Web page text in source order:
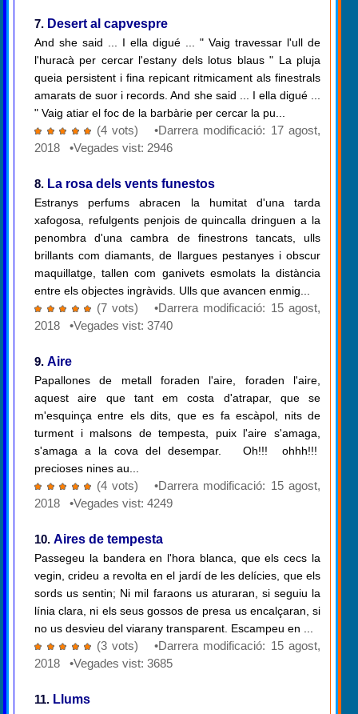
7. Desert al capvespre
And she said ... I ella digué ... " Vaig travessar l'ull de
l'huracà per cercar l'estany dels lotus blaus " La pluja
queia persistent i fina repicant ritmicament als finestrals
amarats de suor i records. And she said ... I ella digué ...
" Vaig atiar el foc de la barbàrie per cercar la pu...
(4 vots) •Darrera modificació: 17 agost,
2018 •Vegades vist: 2946
8. La rosa dels vents funestos
Estranys perfums abracen la humitat d'una tarda
xafogosa, refulgents penjois de quincalla dringuen a la
penombra d'una cambra de finestrons tancats, ulls
brillants com diamants, de llargues pestanyes i obscur
maquillatge, tallen com ganivets esmolats la distància
entre els objectes ingràvids. Ulls que avancen enmig...
(7 vots) •Darrera modificació: 15 agost,
2018 •Vegades vist: 3740
9. Aire
Papallones de metall foraden l'aire, foraden l'aire,
aquest aire que tant em costa d'atrapar, que se
m'esquinça entre els dits, que es fa escàpol, nits de
turment i malsons de tempesta, puix l'aire s'amaga,
s'amaga a la cova del desempar. Oh!!! ohhh!!!
precioses nines au...
(4 vots) •Darrera modificació: 15 agost,
2018 •Vegades vist: 4249
10. Aires de tempesta
Passegeu la bandera en l'hora blanca, que els cecs la
vegin, crideu a revolta en el jardí de les delícies, que els
sords us sentin; Ni mil faraons us aturaran, si seguiu la
línia clara, ni els seus gossos de presa us encalçaran, si
no us desvieu del viarany transparent. Escampeu en ...
(3 vots) •Darrera modificació: 15 agost,
2018 •Vegades vist: 3685
11. Llums